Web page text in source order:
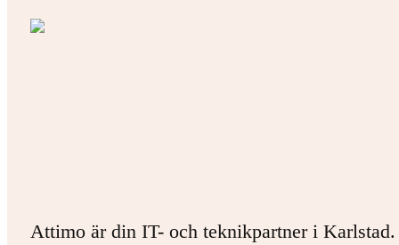
Attimo är din IT- och teknikpartner i Karlstad.